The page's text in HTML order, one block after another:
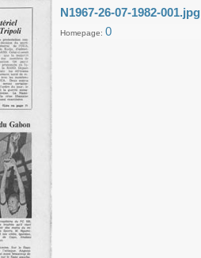
N1967-26-07-1982-001.jpg
Homepage: 0